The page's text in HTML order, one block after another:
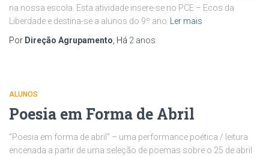
na nossa escola. Esta atividade insere-se no PCE – Ecos da
Liberdade e destina-se a alunos do 9º ano
Ler mais
Por Direção Agrupamento , Há 2 anos
ALUNOS
Poesia em Forma de Abril
“Poesia em forma de abril” – uma performance poética / leitura
encenada a partir de uma seleção de poemas sobre o 25 de abril